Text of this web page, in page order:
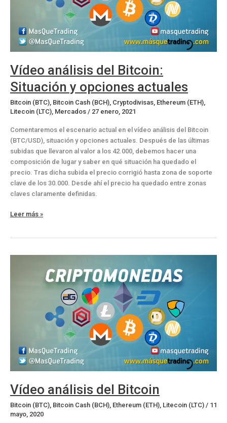
Vídeo análisis del Bitcoin:
Situación y opciones actuales
Bitcoin (BTC) Bitcoin Cash (BCH) Cryptodivisas Ethereum (ETH)
Litecoin (LTC) Mercados / 27 enero, 2021
Comentaremos el escenario actual en el vídeo análisis del Bitcoin
(BTC/USD), situación y opciones actuales. Después de las últimas
subidas que llevaron al valor a los 42.000, debemos hacer una
composición de lugar y saber en qué situación ha quedado el
precio. Tras dicha subida el precio corrigió hasta zona de soporte
clave de los 30.000. Desde ahí el precio ha quedado entre zonas
claves claramente definidas.
Vídeo
Situación
Leer más »
Vídeo análisis del Bitcoin
Bitcoin (BTC), Bitcoin Cash (BCH), Ethereum (ETH), Litecoin (LTC) / 11
mayo, 2020